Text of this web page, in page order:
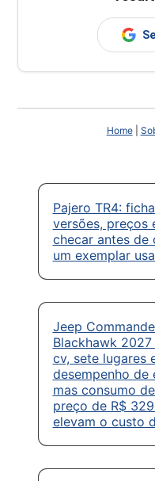
Home|
Pajero TR4:
versões, preços
checar antes de
um exemplar
Jeep
Blackhawk
cv, sete lugares
desempenho de
mas consumo
preço de R$
elevam o custo